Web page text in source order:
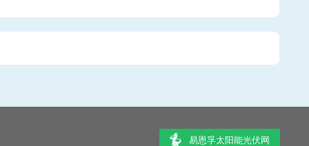
易恩孚太阳能光伏网